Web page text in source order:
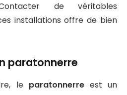
de véritables
installations offre de bien
paratonnerre
le paratonnerreest un